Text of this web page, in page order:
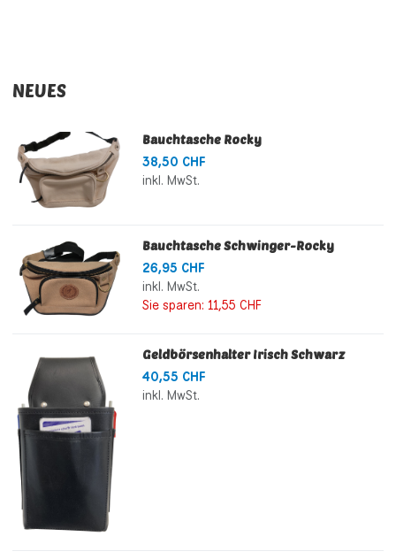
NEUES
Bauchtasche Rocky
38,50 CHF
inkl. MwSt.
Bauchtasche Schwinger-Rocky
26,95 CHF
inkl. MwSt.
Sie sparen: 11,55 CHF
Geldbörsenhalter Irisch Schwarz
40,55 CHF
inkl. MwSt.